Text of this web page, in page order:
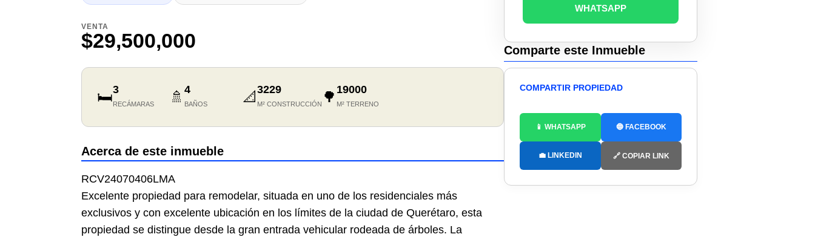
VENTA
$29,500,000
🛏️3
RECÁMARAS 🚿4
BAÑOS 📐3229
M² CONSTRUCCIÓN 🌳 19000
M² TERRENO
Acerca de este inmueble
RCV24070406LMA
Excelente propiedad para remodelar, situada en uno de los residenciales más
exclusivos y con excelente ubicación en los límites de la ciudad de Querétaro, esta
propiedad se distingue desde la gran entrada vehicular rodeada de árboles. La
WHATSAPP
Comparte este Inmueble
COMPARTIR PROPIEDAD
📱 WHATSAPP 🔵 FACEBOOK
💼 LINKEDIN 🔗 COPIAR LINK